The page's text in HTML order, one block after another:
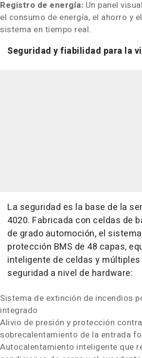
Registro de energía: Un panel
el consumo de energía, el ahorro y
sistema en tiempo real.
Seguridad y fiabilidad para la
La seguridad es la base de la
4020. Fabricada con celdas de
de grado automoción, el
protección BMS de 48 capas,
inteligente de celdas y
seguridad a nivel de hardware:
Sistema de extinción de incendios
integrado
Alivio de presión y protección contra
sobrecalentamiento de la entrada
Autocalentamiento inteligente que